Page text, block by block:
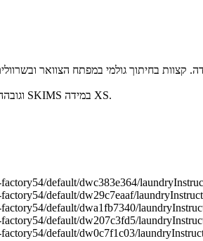
מריה לובשת מידה 2, חזייה 32A, וגובהה 179.5 ס''מ, והיא לובשת SKIMS במידה XS.